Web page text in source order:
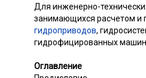
Для инженерно-
занимающихся расчетом и
гидроприводов,
гидрофицированных машин.
Оглавление